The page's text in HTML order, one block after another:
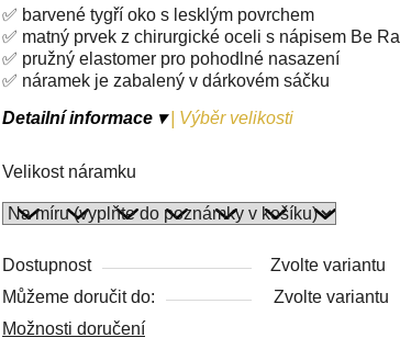
hvězdiček.
✅ barvené tygří oko s lesklým povrchem
✅ matný prvek z chirurgické oceli s nápisem Be
✅ pružný elastomer pro pohodlné nasazení
✅ náramek je zabalený v dárkovém sáčku
Detailní informace ▾
Výběr velikosti
Velikost náramku
Dostupnost
Zvolte variantu
Můžeme doručit do:
Zvolte variantu
Možnosti doručení